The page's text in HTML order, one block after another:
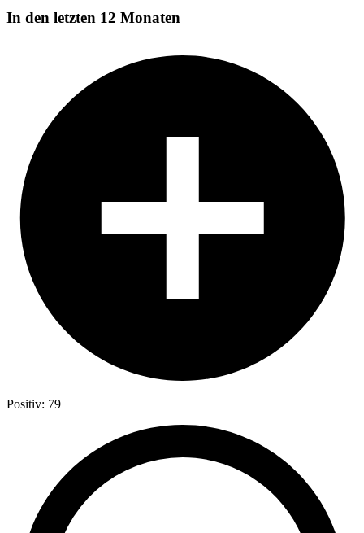
In den letzten 12 Monaten
Positiv: 79